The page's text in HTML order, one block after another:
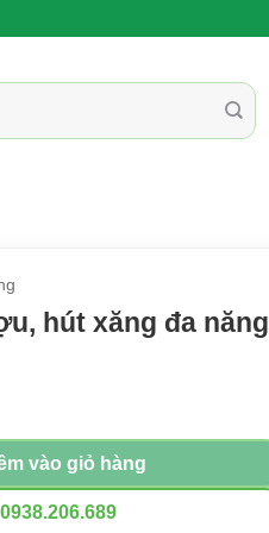
hút xăng đa năng
đa năng số lượng
vào giỏ hàng
0938.206.689